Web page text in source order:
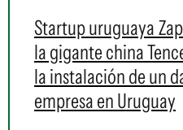
Startup uruguaya
la gigante china
la instalación de un
empresa en Uruguay